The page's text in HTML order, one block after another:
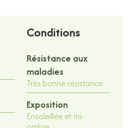
Conditions
Résistance aux
maladies
Très bonne résistance
Exposition
Ensoleillée et mi-